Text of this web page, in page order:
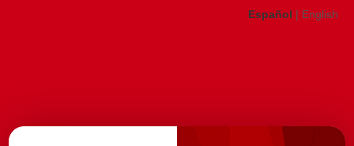
Español | English